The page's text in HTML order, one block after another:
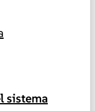
sistema